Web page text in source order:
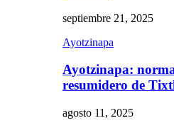
septiembre 21, 2025
Ayotzinapa
Ayotzinapa:
resumidero de
agosto 11, 2025